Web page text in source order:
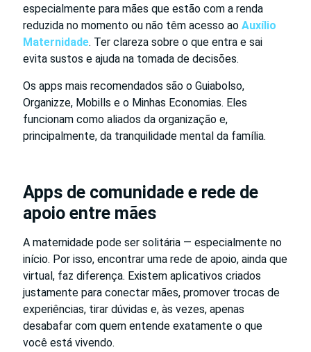
especialmente para mães que estão com a renda
reduzida no momento ou não têm acesso ao Auxílio
Maternidade. Ter clareza sobre o que entra e sai
evita sustos e ajuda na tomada de decisões.
Os apps mais recomendados são o Guiabolso,
Organizze, Mobills e o Minhas Economias. Eles
funcionam como aliados da organização e,
principalmente, da tranquilidade mental da família.
Apps de comunidade e rede de
apoio entre mães
A maternidade pode ser solitária — especialmente no
início. Por isso, encontrar uma rede de apoio, ainda que
virtual, faz diferença. Existem aplicativos criados
justamente para conectar mães, promover trocas de
experiências, tirar dúvidas e, às vezes, apenas
desabafar com quem entende exatamente o que
você está vivendo.